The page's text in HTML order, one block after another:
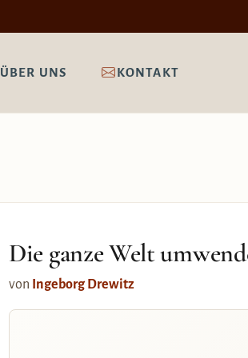
ÜBER UNS KONTAKT
Die ganze Welt
von Ingeborg Drewitz